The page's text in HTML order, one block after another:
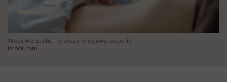
Woda w brzuchu – przyczyny, objawy, leczenie
Istock.com